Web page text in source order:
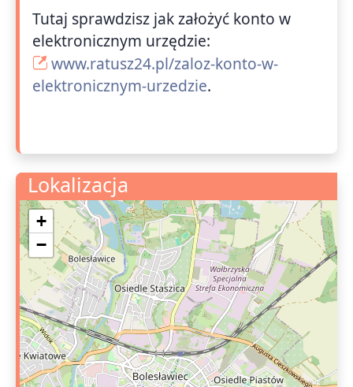
Tutaj sprawdzisz jak założyć konto w
elektronicznym urzędzie:
www.ratusz24.pl/zaloz-konto-w-
elektronicznym-urzedzie.
Lokalizacja
+
−